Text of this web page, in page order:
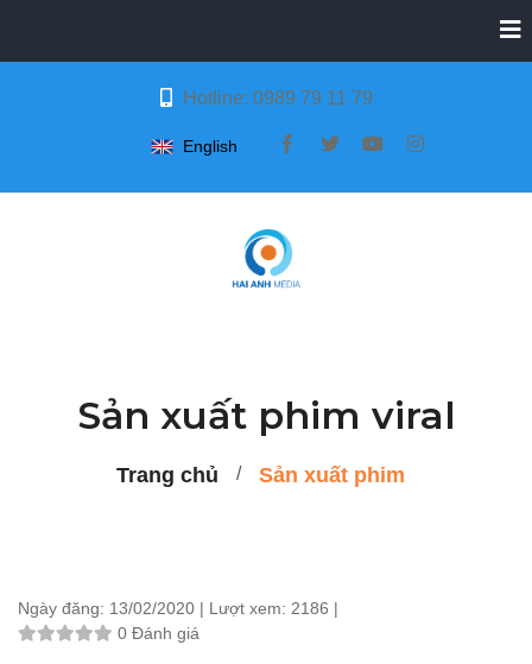
Sản xuất phim viral
Trang chủ Sản xuất phim
Ngày đăng: 13/02/2020 | Lượt xem: 2186 |
0 Đánh giá
Hotline: 0989 79 11 79
English